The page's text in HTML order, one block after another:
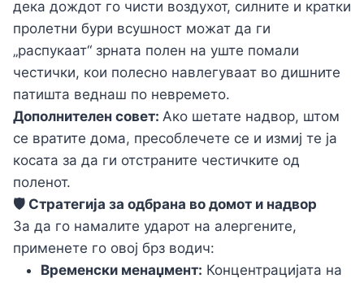
дека дождот го чисти воздухот, силните и кратки
пролетни бури всушност можат да ги
„распукаат“ зрната полен на уште помали
честички, кои полесно навлегуваат во дишните
патишта веднаш по невремето.
Дополнителен совет: Ако шетате надвор, штом
се вратите дома, пресоблечете се и измиј те ја
косата за да ги отстраните честичките од
поленот.
🛡️ Стратегија за одбрана во домот и надвор
За да го намалите ударот на алергените,
применете го овој брз водич:
Временски менаџмент: Концентрацијата на